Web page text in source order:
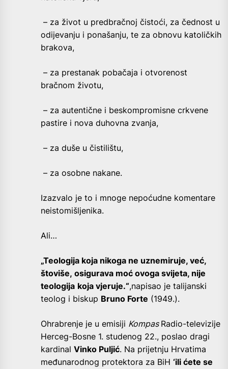
– za život u predbračnoj čistoći, za čednost u
odijevanju i ponašanju, te za obnovu katoličkih
brakova,
– za prestanak pobačaja i otvorenost
bračnom životu,
– za autentične i beskompromisne crkvene
pastire i nova duhovna zvanja,
– za duše u čistilištu,
– za osobne nakane.
Izazvalo je to i mnoge nepoćudne komentare
neistomišljenika.
Ali…
„Teologija koja nikoga ne uznemiruje, već,
štoviše, osigurava moć ovoga svijeta, nije
teologija koja vjeruje.“,napisao je talijanski
teolog i biskup Bruno Forte (1949.).
Ohrabrenje je u emisiji Kompas Radio-televizije
Herceg-Bosne 1. studenog 22., poslao dragi
kardinal Vinko Puljić. Na prijetnju Hrvatima
međunarodnog protektora za BiH ‘ili ćete se